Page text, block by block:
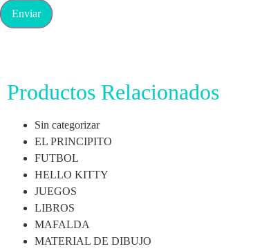
Productos Relacionados
Sin categorizar
EL PRINCIPITO
FUTBOL
HELLO KITTY
JUEGOS
LIBROS
MAFALDA
MATERIAL DE DIBUJO